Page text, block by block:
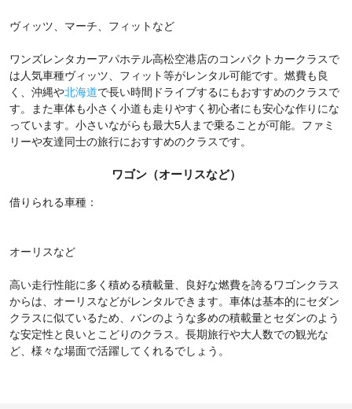
ヴィッツ、マーチ、フィットなど
ワンズレンタカーアパホテル高松空港店のコンパクトカークラスで
は人気車種ヴィッツ、フィット等がレンタル可能です。燃費も良
く、沖縄や北海道で長い時間ドライブするにもおすすめのクラスで
す。また車体も小さく小道も走りやすく初心者にも安心な作りにな
っています。小さいながらも最大5人まで乗ることが可能。ファミ
リーや友達同士の旅行におすすめのクラスです。
ワゴン（オーリスなど）
借りられる車種：
オーリスなど
高い走行性能に多く積める積載量、良好な燃費を誇るワゴンクラス
からは、オーリスなどがレンタルできます。車体は基本的にセダン
クラスに似ているため、バンのような多めの積載量とセダンのよう
な安定性と良いとこどりのクラス。長期旅行や大人数での観光な
ど、様々な場面で活躍してくれるでしょう。